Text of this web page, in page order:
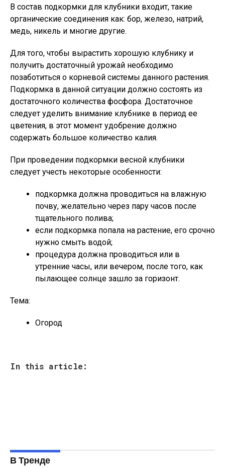
В состав подкормки для клубники входит, такие
органические соединения как: бор, железо, натрий,
медь, никель и многие другие.
Для того, чтобы вырастить хорошую клубнику и
получить достаточный урожай необходимо
позаботиться о корневой системы данного растения.
Подкормка в данной ситуации должно состоять из
достаточного количества фосфора. Достаточное
следует уделить внимание клубнике в период ее
цветения, в этот момент удобрение должно
содержать большое количество калия.
При проведении подкормки весной клубники
следует учесть некоторые особенности:
подкормка должна проводиться на влажную
почву, желательно через пару часов после
тщательного полива;
если подкормка попала на растение, его срочно
нужно смыть водой;
процедура должна проводиться или в
утренние часы, или вечером, после того, как
пылающее солнце зашло за горизонт.
Тема:
Огород
In this article:
В Тренде